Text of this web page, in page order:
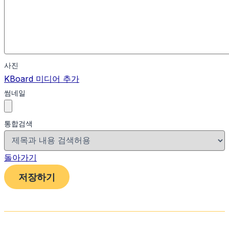
사진
KBoard 미디어 추가
썸네일
통합검색
돌아가기
저장하기